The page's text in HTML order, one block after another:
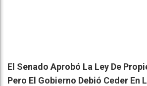
El Senado Aprobó La Ley De
Pero El Gobierno Debió Ceder En